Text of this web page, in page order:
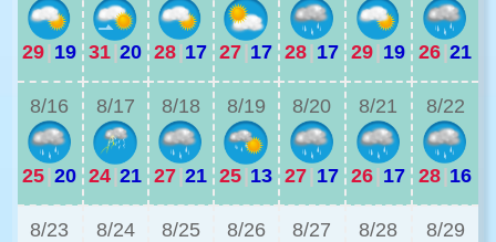
29| 19 31|20 28|17 27|17 28| 17 29| 19 26|21
8/16
25|20
8/17
24|21
8/18
27|21
8/19
25|13
8/20
27| 17
8/21
26| 17
8/22
28|16
8/23 8/24 8/25 8/26 8/27 8/28 8/29